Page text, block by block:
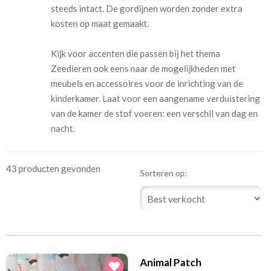
steeds intact. De gordijnen worden zonder extra
kosten op maat gemaakt.
Kijk voor accenten die passen bij het thema
Zeedieren ook eens naar de mogelijkheden met
meubels en accessoires voor de inrichting van de
kinderkamer. Laat voor een aangename verduistering
van de kamer de stof voeren: een verschil van dag en
nacht.
43 producten gevonden Sorteren op:
Animal Patch